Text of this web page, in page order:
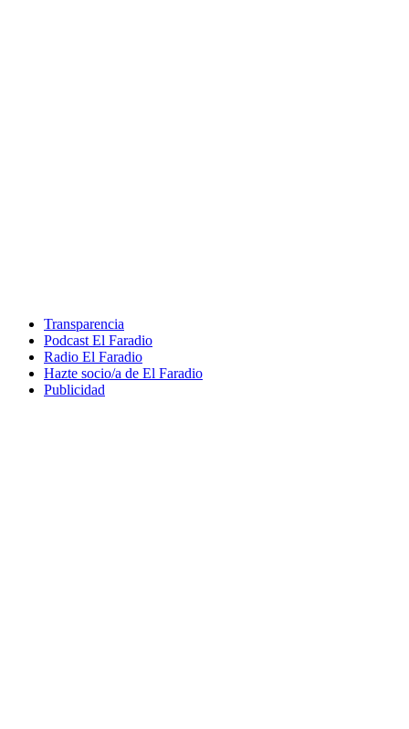
Transparencia
Podcast El Faradio
Radio El Faradio
Hazte socio/a de El Faradio
Publicidad